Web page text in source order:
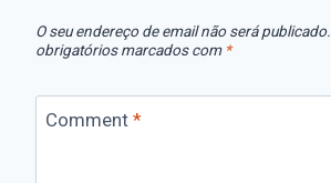
O seu endereço de email não será publicado.
obrigatórios marcados com *
Comment *